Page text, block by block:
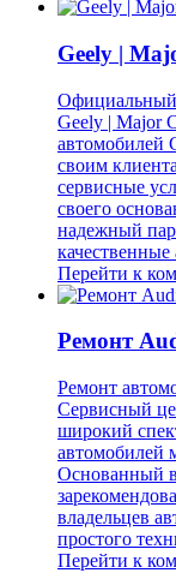
Geely |
Официальный
Geely | Major
автомобилей
своим
сервисные
своего
надежный
Перейти к
Ремонт
Ремонт
Сервисный
широкий
автомобилей
Основанный в
владельцев
простого
Перейти к